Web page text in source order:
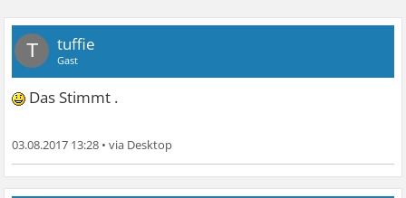
T tuffie
Gast
Das Stimmt .
03.08.2017 13:28 •